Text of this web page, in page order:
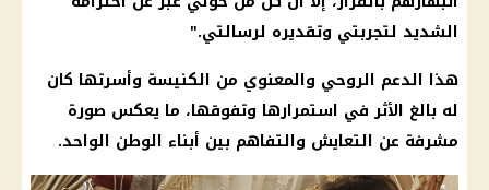
الشديد لتجربتي وتقديره لرسالتي."
هذا الدعم الروحي والمعنوي من الكنيسة وأسرتها كان
له بالغ الأثر في استمرارها وتفوقها، ما يعكس صورة
مشرفة عن التعايش والتفاهم بين أبناء الوطن الواحد.